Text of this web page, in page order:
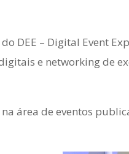
DEE – Digital Event
e networking de
área de eventos